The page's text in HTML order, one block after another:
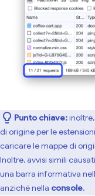
Punto chiave:
di origine per le
caricare le mappe di
Inoltre, avvisi simili
una barra informativa
anziché nella console.